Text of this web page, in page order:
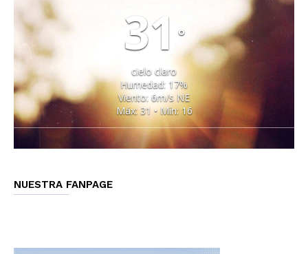
31 °
cielo claro
Humedad: 17%
Viento: 6m/s NE
Máx: 31 • Mín: 16
NUESTRA FANPAGE